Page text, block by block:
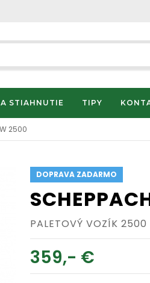
STIAHNUTIE TIPY
2500
DOPRAVA ZADARMO
PALETOVÝ VOZÍK 2500
359,- €